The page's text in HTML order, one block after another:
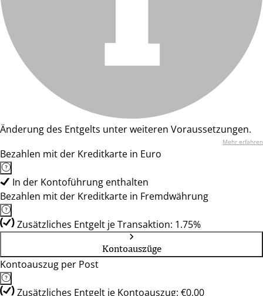
Änderung des Entgelts unter weiteren Voraussetzungen.
Mehr erfahren
Bezahlen mit der Kreditkarte in Euro
In der Kontoführung enthalten
Bezahlen mit der Kreditkarte in Fremdwährung
Zusätzliches Entgelt je Transaktion: 1.75%
Kontoauszüge
Kontoauszug per Post
Zusätzliches Entgelt je Kontoauszug: €0.00